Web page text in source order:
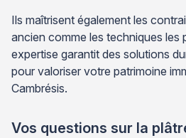
Ils maîtrisent également les
ancien comme les techniques les
expertise garantit des solutions
pour valoriser votre patrimoine
Cambrésis.
Vos questions sur la